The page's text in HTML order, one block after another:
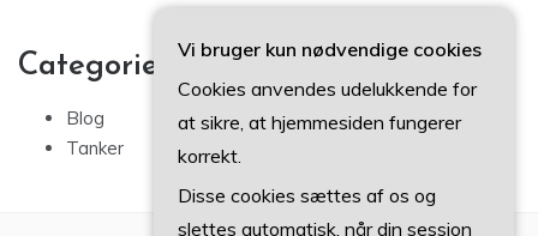
Categories
Blog
Tanker
Vi bruger kun nødvendige cookies
Cookies anvendes udelukkende for
at sikre, at hjemmesiden fungerer
korrekt.
Disse cookies sættes af os og
slettes automatisk, når din session